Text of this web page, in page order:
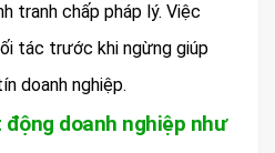
tranh chấp pháp lý. Việc
tác trước khi ngừng giúp
doanh nghiệp.
doanh nghiệp như